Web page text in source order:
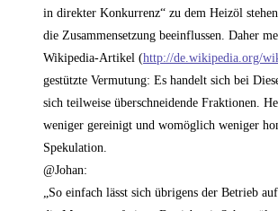
in direkter Konkurrenz“ zu dem Heizöl
die Zusammensetzung beeinflussen. Daher
Wikipedia-Artikel (http://de.wikipedia.org/
gestützte Vermutung: Es handelt sich bei
sich teilweise überschneidende Fraktionen.
weniger gereinigt und womöglich weniger
Spekulation.
@Johan:
„So einfach lässt sich übrigens der Betrieb